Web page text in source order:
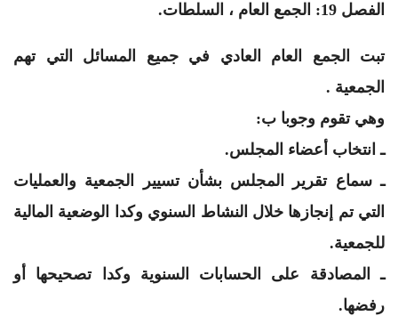
الفصل 19: الجمع العام ، السلطات.
تبت الجمع العام العادي في جميع المسائل التي تهم
الجمعية .
وهي تقوم وجوبا ب:
ـ انتخاب أعضاء المجلس.
ـ سماع تقرير المجلس بشأن تسيير الجمعية والعمليات
التي تم إنجازها خلال النشاط السنوي وكدا الوضعية المالية
للجمعية.
ـ المصادقة على الحسابات السنوية وكدا تصحيحها أو
رفضها.